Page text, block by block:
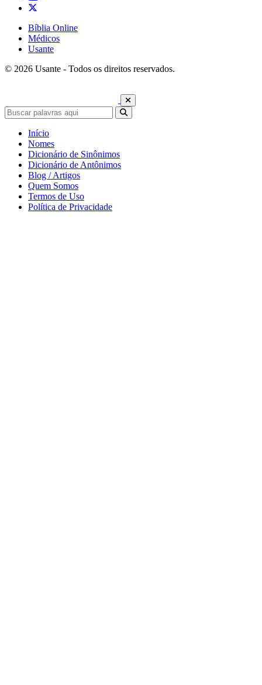
Bíblia Online
Médicos
Usante
© 2026 Usante - Todos os direitos reservados.
Início
Nomes
Dicionário de Sinônimos
Dicionário de Antônimos
Blog / Artigos
Quem Somos
Termos de Uso
Política de Privacidade